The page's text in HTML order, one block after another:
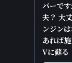
バーで
夫？ 大
ンジン
あれば
Vに蘇る